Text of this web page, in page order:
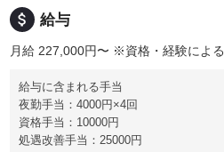
attach_money 給与
月給 227,000円〜 ※資格・経験による
給与に含まれる手当
夜勤手当：4000円×4回
資格手当：10000円
処遇改善手当：25000円